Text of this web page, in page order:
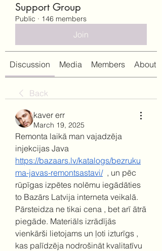
Support Group
Public · 146 members
Join
Discussion Media Members About
Back
kaver err
March 19, 2025
Remonta laikā man vajadzēja
https://bazaars.lv/katalogs/bezruku
ma-javas-remontsastavi/
  , un pēc
rūpīgas izpētes nolēmu iegādāties
to Bazārs Latvija interneta veikalā.
Pārsteidza ne tikai cena , bet arī ātrā
piegāde. Materiāls izrādījās
vienkārši lietojams un ļoti izturīgs ,
kas palīdzēja nodrošināt kvalitatīvu